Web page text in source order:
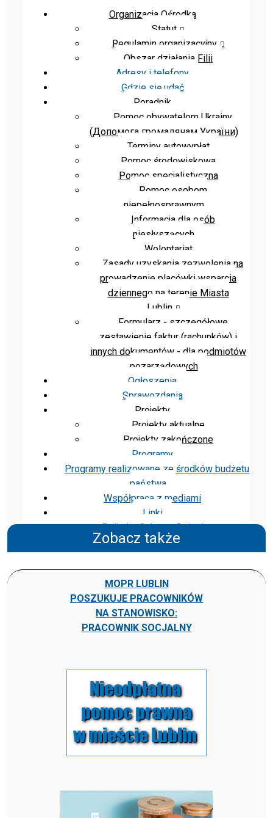
Organizacja Ośrodka
Statut
Regulamin organizacyjny
Obszar działania Filii
Adresy i telefony
Gdzie się udać
Poradnik
Pomoc obywatelom Ukrainy
(Допомога громадянам України)
Terminy autowypłat
Pomoc środowiskowa
Pomoc specjalistyczna
Pomoc osobom
niepełnosprawnym
Informacja dla osób
niesłyszących
Wolontariat
Zasady uzyskania zezwolenia na
prowadzenie placówki wsparcia
dziennego na terenie Miasta
Lublin
Formularz - szczegółowe
zestawienie faktur (rachunków) i
innych dokumentów - dla podmiotów
pozarządowych
Ogłoszenia
Sprawozdania
Projekty
Projekty aktualne
Projekty zakończone
Programy
Programy realizowane ze środków budżetu
państwa
Współpraca z mediami
Linki
Polityka Ochrony Dzieci
Zobacz także
MOPR LUBLIN
POSZUKUJE PRACOWNIKÓW
NA STANOWISKO:
PRACOWNIK SOCJALNY